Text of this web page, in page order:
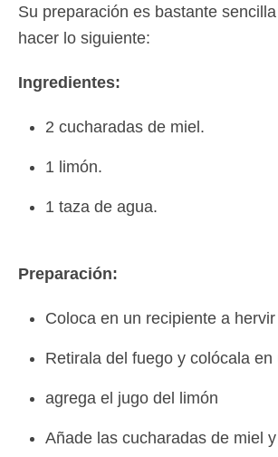
Su preparación es bastante
hacer lo siguiente:
Ingredientes:
2 cucharadas de miel.
1 limón.
1 taza de agua.
Preparación:
Coloca en un recipiente a
Retirala del fuego y colócala en
agrega el jugo del limón
Añade las cucharadas de miel